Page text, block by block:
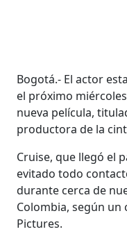
Bogotá.- El actor
el próximo
nueva película,
productora de la
Cruise, que llegó el
evitado todo
durante cerca de
Colombia, según un
Pictures.